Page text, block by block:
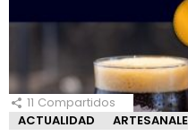
11 Compartidos
ACTUALIDAD